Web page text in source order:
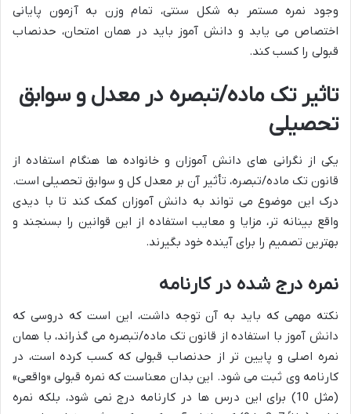
وجود نمره مستمر به شکل سنتی، تمام وزن به آزمون پایانی
اختصاص می یابد و دانش آموز باید در همان امتحان، حدنصاب
قبولی را کسب کند.
تاثیر تک ماده/تبصره در معدل و سوابق
تحصیلی
یکی از نگرانی های دانش آموزان و خانواده ها هنگام استفاده از
قانون تک ماده/تبصره، تأثیر آن بر معدل کل و سوابق تحصیلی است.
درک این موضوع می تواند به دانش آموزان کمک کند تا با دیدی
واقع بینانه تر، مزایا و معایب استفاده از این قوانین را بسنجند و
بهترین تصمیم را برای آینده خود بگیرند.
نمره درج شده در کارنامه
نکته مهمی که باید به آن توجه داشت، این است که دروسی که
دانش آموز با استفاده از قانون تک ماده/تبصره می گذراند، با همان
نمره اصلی و پایین تر از حدنصاب قبولی که کسب کرده است، در
کارنامه وی ثبت می شود. این بدان معناست که نمره قبولی «واقعی»
(مثل 10) برای این درس ها در کارنامه درج نمی شود، بلکه نمره